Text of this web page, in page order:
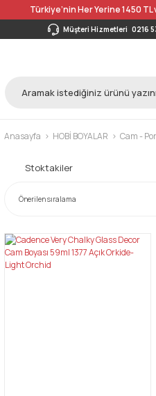
Türkiye’nin Her Yerine 1450
Müşteri Hizmetleri 0216
Anasayfa HOBİ BOYALAR Cam -
Stoktakiler